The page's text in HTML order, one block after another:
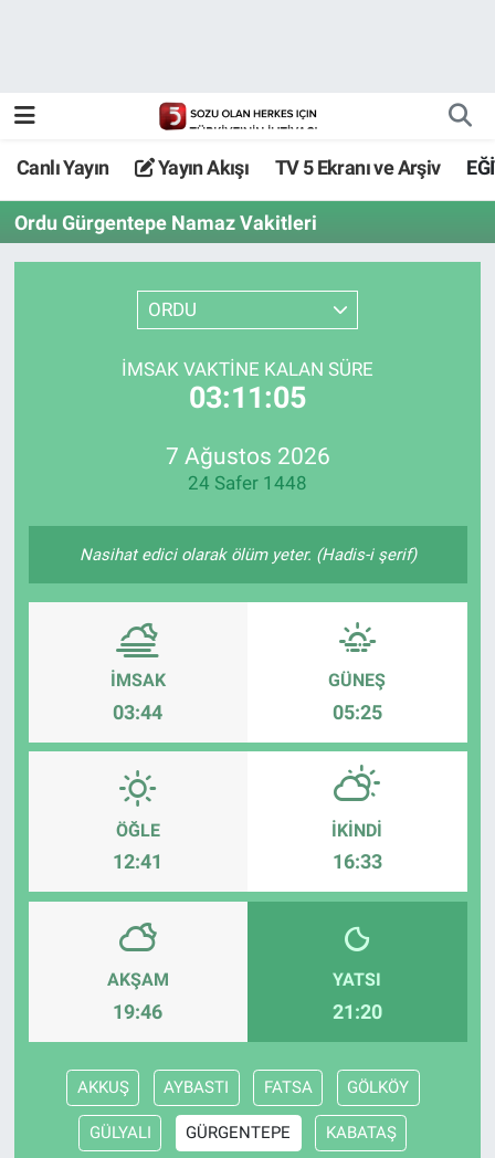
Canlı Yayın Yayın Akışı TV 5 Ekranı ve Arşiv
Ordu Gürgentepe Namaz Vakitleri
ORDU
İMSAK VAKTİNE KALAN SÜRE
03:11:05
7 Ağustos 2026
24 Safer 1448
Nasihat edici olarak ölüm yeter. (Hadis-i şerif)
İMSAK
03:44
GÜNEŞ
05:25
ÖĞLE
12:41
İKINDI
16:33
AKŞAM
19:46
YATSI
21:20
AKKUŞ AYBASTI FATSA GÖLKÖY
GÜLYALI GÜRGENTEPE KABATAŞ
TV 5 Ekranı ve Arşiv